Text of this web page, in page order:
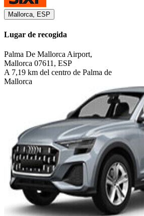
Mallorca, ESP
Lugar de recogida
Palma De Mallorca Airport,
Mallorca 07611, ESP
A 7,19 km del centro de Palma de
Mallorca